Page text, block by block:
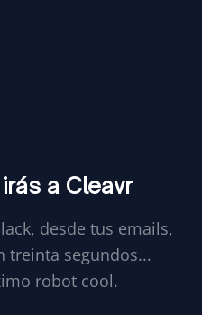
a Cleavr
desde tus emails,
treinta segundos...
robot cool.